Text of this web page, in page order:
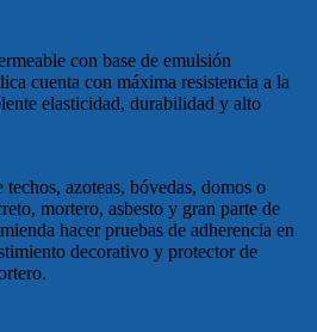
con base de emulsión
cuenta con máxima resistencia a la
elasticidad, durabilidad y alto
azoteas, bóvedas, domos o
mortero, asbesto y gran parte de
hacer pruebas de adherencia en
decorativo y protector de